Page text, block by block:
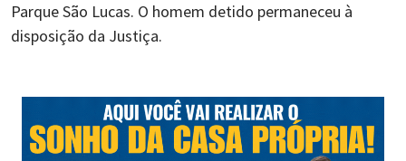
Parque São Lucas. O homem detido permaneceu à
disposição da Justiça.